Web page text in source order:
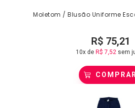
Moletom / Blusão Uniforme
R$ 75,21
10x de R$ 7,52 sem
COMPRAR